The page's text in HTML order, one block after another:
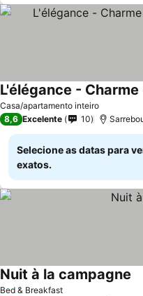
Casa/apartamento inteiro
8,6 Excelente 10
Selecione as datas para
exatos.
Bed & Breakfast
Nuit à la campagne